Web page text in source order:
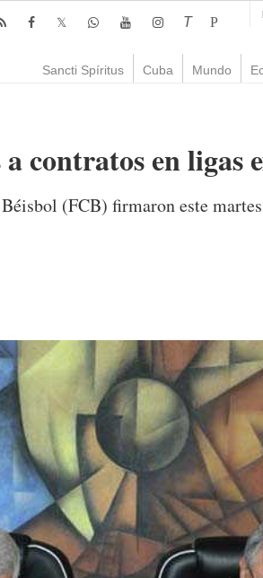
T P
Sancti Spíritus Cuba Mundo
contratos en ligas
(FCB) firmaron este